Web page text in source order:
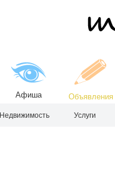
Афиша Объявления
Недвижимость Услуги